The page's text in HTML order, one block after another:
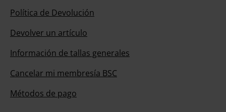
Política de Devolución
Devolver un artículo
Información de tallas generales
Cancelar mi membresía BSC
Métodos de pago